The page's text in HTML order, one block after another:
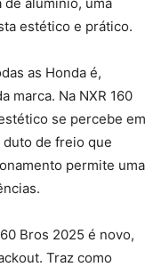
estético e prático.
as Honda é,
marca. Na NXR 160
se percebe em
duto de freio que
permite uma
Bros 2025 é novo,
Traz como